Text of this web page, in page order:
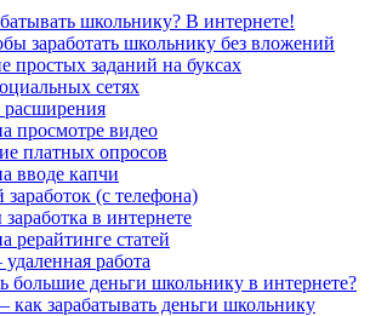
школьнику? В интернете!
заработать школьнику без вложений
простых заданий на буксах
сетях
расширения
просмотре видео
платных опросов
вводе капчи
(с телефона)
в интернете
рерайтинге статей
работа
большие деньги школьнику в интернете?
зарабатывать деньги школьнику